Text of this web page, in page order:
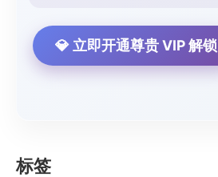
💎 立即开通尊贵 VIP 解锁
标签